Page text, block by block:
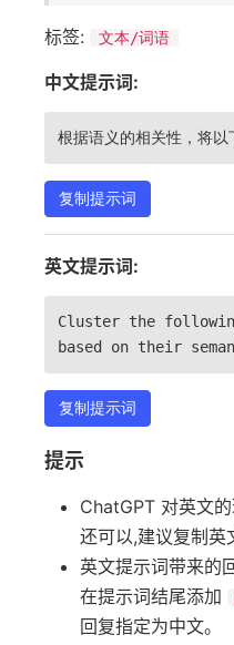
标签: 文本/词语
中文提示词:
根据语义的相关性，将
复制提示词
英文提示词:
Cluster the
based on their
复制提示词
提示
ChatGPT 对英文
还可以,建议复制英
英文提示词带来的
在提示词结尾添加
回复指定为中文。